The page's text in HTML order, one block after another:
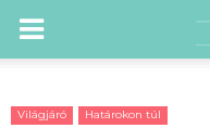
Világjáró Határokon túl